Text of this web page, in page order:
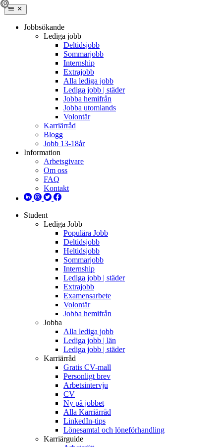
Jobbsökande
Lediga jobb
Deltidsjobb
Sommarjobb
Internship
Extrajobb
Alla lediga jobb
Lediga jobb | städer
Jobba hemifrån
Jobba utomlands
Volontär
Karriärråd
Blogg
Jobb 13-18år
Information
Arbetsgivare
Om oss
FAQ
Kontakt
Student
Lediga Jobb
Populära Jobb
Deltidsjobb
Heltidsjobb
Sommarjobb
Internship
Lediga jobb | städer
Extrajobb
Examensarbete
Volontär
Jobba hemifrån
Jobba
Alla lediga jobb
Lediga jobb | län
Lediga jobb | städer
Karriärråd
Gratis CV-mall
Personligt brev
Arbetsintervju
CV
Ny på jobbet
Alla Karriärråd
LinkedIn-tips
Lönesamtal och löneförhandling
Karriärguide